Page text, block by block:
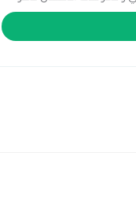
لجراحة العظام إعادة تسوية
علاج آلام الأعصاب
تغيير مفصل الركبة عملية